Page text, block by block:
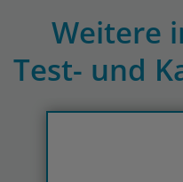
Weitere
Test- und
Previous